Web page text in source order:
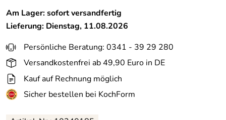
Am Lager: sofort versandfertig
Lieferung: Dienstag, 11.08.2026
Persönliche Beratung: 0341 - 39 29 280
Versandkostenfrei ab 49,90 Euro in DE
Kauf auf Rechnung möglich
Sicher bestellen bei KochForm